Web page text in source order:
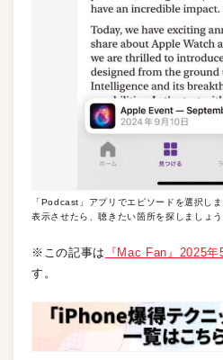
「Podcast」アプリでエピソードを選択し
表示させたら、聴きたい箇所を探しましょう
※この記事は 『Mac Fan』2025年
す。